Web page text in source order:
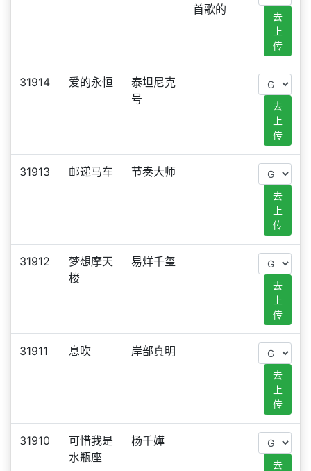
首歌的
去
上
传
31914 爱的永恒
泰坦尼克
号
去
上
传
31913 邮递马车 节奏大师
去
上
传
31912
梦想摩天
楼
易烊千玺
去
上
传
31911 息吹 岸部真明
去
上
传
31910
可惜我是
水瓶座
杨千嬅
去